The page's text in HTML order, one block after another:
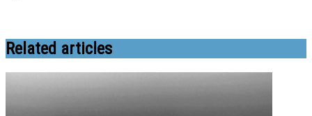
Related articles